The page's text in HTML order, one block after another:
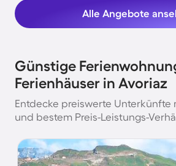
Alle Angebote
Günstige
Ferienhäuser in Avoriaz
Entdecke preiswerte Unterkünfte
und bestem Preis-Leistungs-